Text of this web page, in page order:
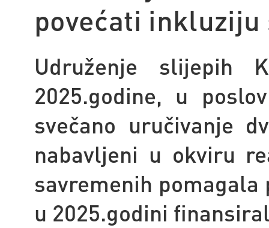
povećati
Udruženje slijepih
2025.godine, u
svečano uručivanje
nabavljeni u okviru
savremenih
u 2025.godini